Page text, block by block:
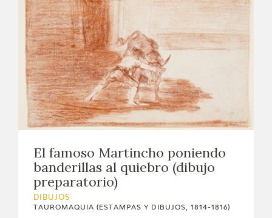
El famoso Martincho poniendo
banderillas al quiebro (dibujo
preparatorio)
DIBUJOS
TAUROMAQUIA (ESTAMPAS Y DIBUJOS, 1814-1816)